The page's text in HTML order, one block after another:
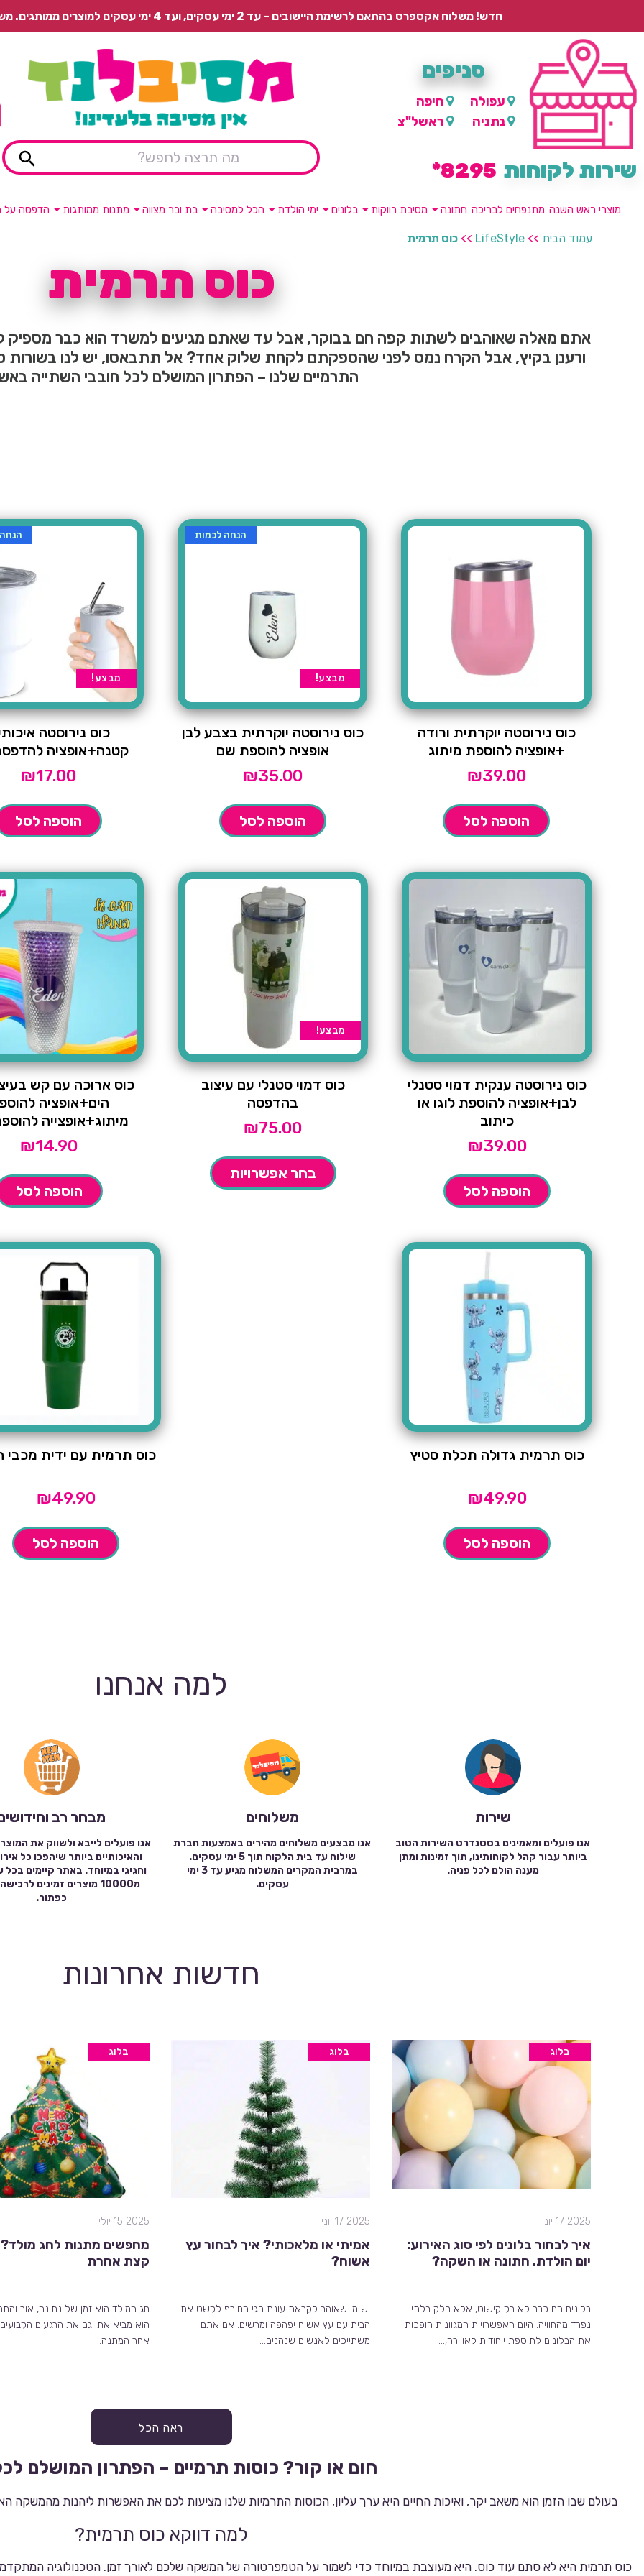
חדש! משלוח אקספרס בהתאם לרשימת היישובים – עד 2 ימי עסקים, ועד 4 ימי עסקים למוצרים ממותגים. משלוח רגיל בתשלום או איסוף עצמי חינם.
סניפים
עפולה
חיפה
נתניה
ראשל"צ
שירות לקוחות 8295*
מוצרי ראש השנה מתנפחים לבריכה חתונה מסיבת רווקות בלונים ימי הולדת הכל למסיבה בת ובר מצווה מתנות ממותגות הדפסה על
עמוד הבית >>
LifeStyle
>> כוס תרמית
כוס תרמית
אתם מאלה שאוהבים לשתות קפה חם בבוקר, אבל עד שאתם מגיעים למשרד הוא כבר
ורענן בקיץ, אבל הקרח נמס לפני שהספקתם לקחת שלוק אחד? אל תתבאסו, יש לנו בשורות
התרמיים שלנו – הפתרון המושלם לכל חובבי השתייה
כוס נירוסטה יוקרתית ורודה
+אופציה להוספת מיתוג
₪39.00
הוספה לסל
מבצע!
הנחה לכמות
כוס נירוסטה יוקרתית בצבע לבן
אופציה להוספת שם
₪35.00
הוספה לסל
מבצע!
כוס נירוסטה
קטנה+אופציה
₪17.00
הוספה לסל
כוס נירוסטה ענקית דמוי סטנלי
לבן+אופציה להוספת לוגו או
כיתוב
₪39.00
הוספה לסל
מבצע!
כוס דמוי סטנלי עם עיצוב
בהדפסה
₪75.00
בחר אפשרויות
כוס ארוכה עם קש
הים+אופציה
מיתוג+אופצייה
₪14.90
הוספה לסל
כוס תרמית גדולה תכלת סטיץ
₪49.90
הוספה לסל
כוס תרמית עם ידית מכבי
₪49.90
הוספה לסל
למה אנחנו
שירות
אנו פועלים ומאמינים בסטנדרט השירות הטוב
ביותר עבור קהל לקוחותינו, תוך זמינות ומתן
מענה הולם לכל פניה.
משלוחים
אנו מבצעים משלוחים מהירים באמצעות חברת
שילוח עד בית הלקוח תוך 5 ימי עסקים.
במרבית המקרים המשלוח מגיע עד 3 ימי
עסקים.
מבחר רב
אנו פועלים לייבא ולשווק את
והאיכותיים ביותר שיהפכו כל
וחגיגי במיוחד. באתר קיימים
מ10000 מוצרים זמינים
כפתור.
חדשות אחרונות
בלוג
2025 15 יולי
מחפשים מתנות לחג
קצת אחרת
חג המולד הוא זמן של נתינה, אור
הוא מביא אתו גם את הרגעים
אחר המתנה…
בלוג
2025 17 יוני
אמיתי או מלאכותי? איך לבחור עץ
אשוח?
יש מי שאוהב לקראת עונת חגי החורף לקשט את
הבית עם עץ אשוח יפהפה ומרשים. אם אתם
משתייכים לאנשים שנהנים…
בלוג
2025 17 יוני
איך לבחור בלונים לפי סוג האירוע:
יום הולדת, חתונה או השקה?
בלונים הם כבר לא רק קישוט, אלא חלק בלתי
נפרד מהחוויה. היום האפשרויות המגוונות הופכות
את הבלונים לתוספת ייחודית לאווירה,…
ראה הכל
חום או קור? כוסות תרמיים – הפתרון המושלם
בעולם שבו הזמן הוא משאב יקר, ואיכות החיים היא ערך עליון, הכוסות התרמיות שלנו מציעות לכם את האפשרות ליהנות מהמשקה
למה דווקא כוס תרמית?
כוס תרמית היא לא סתם עוד כוס. היא מעוצבת במיוחד כדי לשמור על הטמפרטורה של המשקה שלכם לאורך זמן. הטכנולוגיה